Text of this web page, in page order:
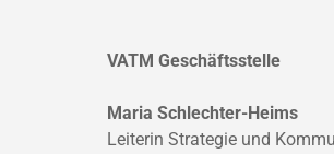
VATM Geschäftsstelle
Maria Schlechter-Heims
Leiterin Strategie und